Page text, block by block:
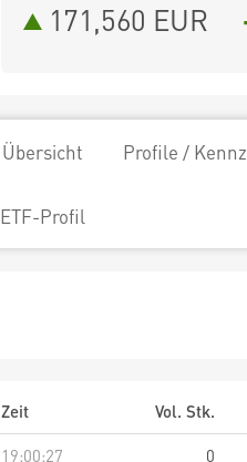
171,560 EUR
Übersicht Profile /
ETF-Profil
Zeit Vol. Stk.
19:00:27
0